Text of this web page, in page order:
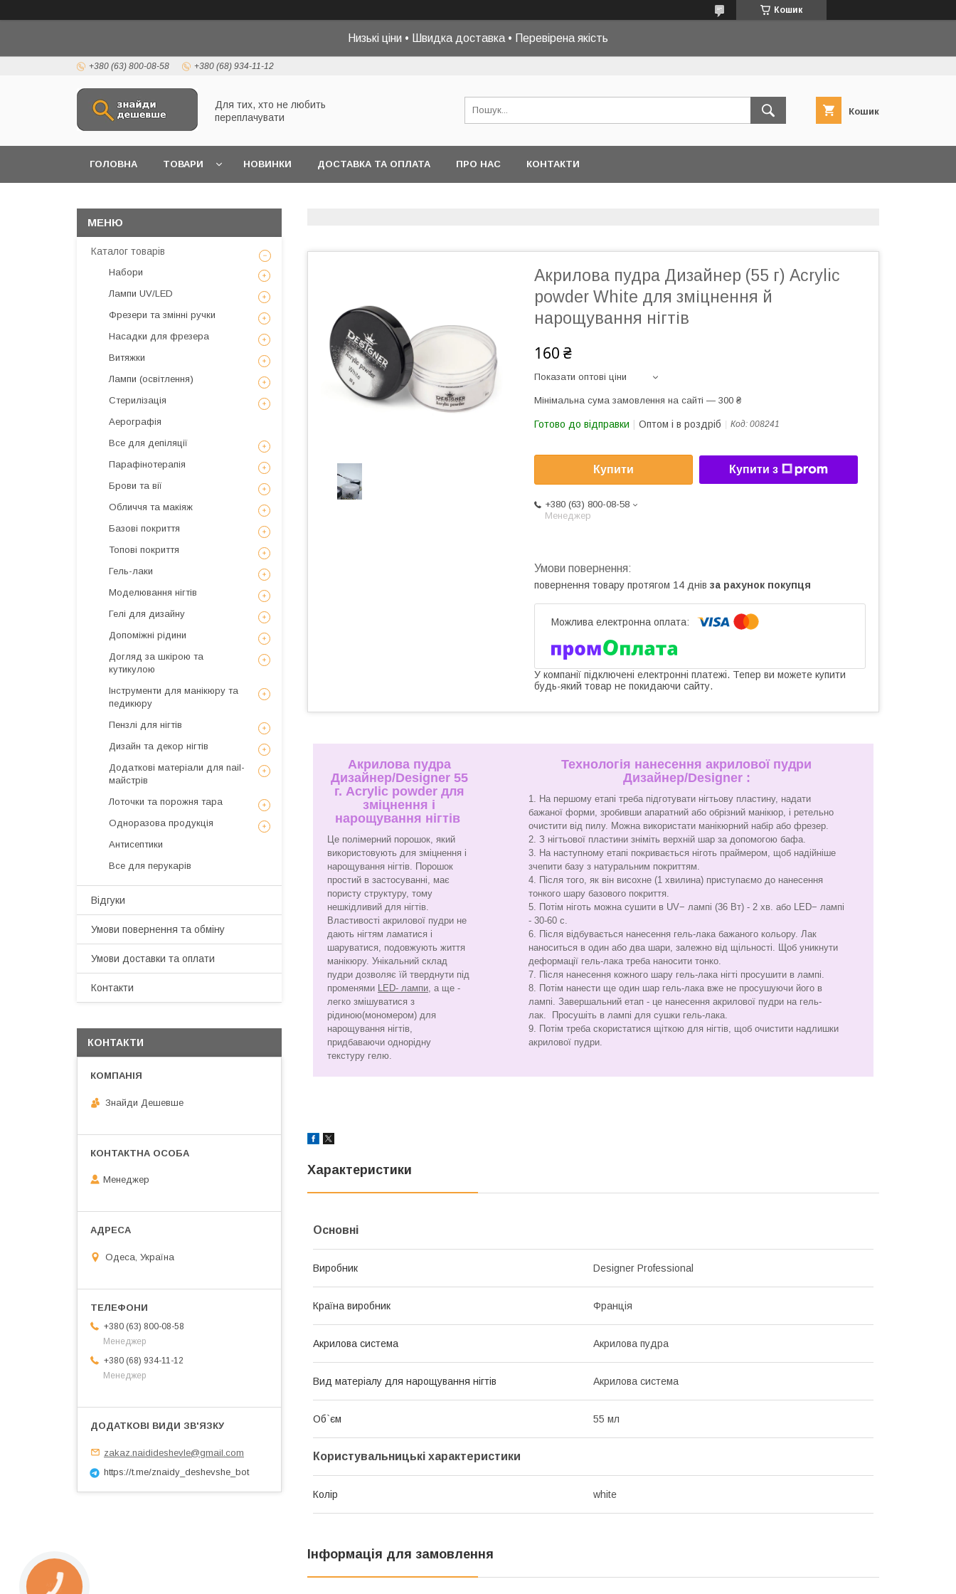
Кошик
Низькі ціни • Швидка доставка • Перевірена якість
+380 (63) 800-08-58 +380 (68) 934-11-12
Для тих, хто не любить
переплачувати
Кошик
ГОЛОВНА ТОВАРИ НОВИНКИ ДОСТАВКА ТА ОПЛАТА ПРО НАС КОНТАКТИ
Акрилова пудра Дизайнер (55 г) Acrylic
powder White для зміцнення й
нарощування нігтів
160 ₴
Показати оптові ціни
Мінімальна сума замовлення на сайті — 300 ₴
Готово до відправки Оптом і в роздріб Код: 008241
Купити Купити з
+380 (63) 800-08-58
Менеджер
повернення товару протягом 14 днів за рахунок покупця
У компанії підключені електронні платежі. Тепер ви можете купити
будь-який товар не покидаючи сайту.
Акрилова пудра
Дизайнер/Designer 55
г. Acrylic powder для
зміцнення і
нарощування нігтів
Це полімерний порошок, який
використовують для зміцнення і
нарощування нігтів. Порошок
простий в застосуванні, має
пористу структуру, тому
нешкідливий для нігтів.
Властивості акрилової пудри не
дають нігтям ламатися і
шаруватися, подовжують життя
манікюру. Унікальний склад
пудри дозволяє їй тверднути під
променями LED- лампи , а ще -
легко змішуватися з
рідиною(мономером) для
нарощування нігтів,
придбаваючи однорідну
текстуру гелю.
Технологія нанесення акрилової пудри
Дизайнер/Designer :
На першому етапі треба підготувати нігтьову пластину, надати
бажаної форми, зробивши апаратний або обрізний манікюр, і ретельно
очистити від пилу. Можна використати манікюрний набір або фрезер.
З нігтьової пластини зніміть верхній шар за допомогою бафа.
На наступному етапі покривається ніготь праймером, щоб надійніше
зчепити базу з натуральним покриттям.
Після того, як він висохне (1 хвилина) приступаємо до нанесення
тонкого шару базового покриття.
Потім ніготь можна сушити в UV− лампі (36 Вт) - 2 хв. або LED− лампі
- 30-60 с.
Після відбувається нанесення гель-лака бажаного кольору. Лак
наноситься в один або два шари, залежно від щільності. Щоб уникнути
деформації гель-лака треба наносити тонко.
Після нанесення кожного шару гель-лака нігті просушити в лампі.
Потім нанести ще один шар гель-лака вже не просушуючи його в
лампі. Завершальний етап - це нанесення акрилової пудри на гель-
лак. Просушіть в лампі для сушки гель-лака.
Потім треба скористатися щіткою для нігтів, щоб очистити надлишки
акрилової пудри.
Характеристики
Основні
Виробник Designer Professional
Країна виробник Франція
Акрилова система Акрилова пудра
Вид матеріалу для нарощування нігтів Акрилова система
Об`єм 55 мл
Користувальницькі характеристики
Колір white
Інформація для замовлення
Каталог товарів
Набори
Лампи UV/LED
Фрезери та змінні ручки
Насадки для фрезера
Витяжки
Лампи (освітлення)
Стерилізація
Аерографія
Все для депіляції
Парафінотерапія
Брови та вії
Обличчя та макіяж
Базові покриття
Топові покриття
Гель-лаки
Моделювання нігтів
Гелі для дизайну
Допоміжні рідини
Догляд за шкірою та
кутикулою
Інструменти для манікюру та
педикюру
Пензлі для нігтів
Дизайн та декор нігтів
Додаткові матеріали для nail-
майстрів
Лоточки та порожня тара
Одноразова продукція
Антисептики
Все для перукарів
Відгуки
Умови повернення та обміну
Умови доставки та оплати
Контакти
КОНТАКТИ
Знайди Дешевше
Менеджер
Одеса, Україна
+380 (63) 800-08-58
Менеджер
+380 (68) 934-11-12
Менеджер
zakaz.naidideshevle@gmail.com
https://t.me/znaidy_deshevshe_bot
КНОПКА
ЗВ'ЯЗКУ